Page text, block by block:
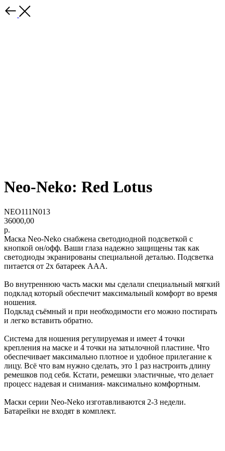
Neo-Neko: Red Lotus
NEO111N013
36000,00
р.
Маска Neo-Neko снабжена светодиодной подсветкой с
кнопкой он/офф. Ваши глаза надежно защищены так как
светодиоды экранированы специальной деталью. Подсветка
питается от 2х батареек ААА.
Во внутреннюю часть маски мы сделали специальный мягкий
подклад который обеспечит максимальный комфорт во время
ношения.
Подклад съёмный и при необходимости его можно постирать
и легко вставить обратно.
Система для ношения регулируемая и имеет 4 точки
крепления на маске и 4 точки на затылочной пластине. Что
обеспечивает максимально плотное и удобное прилегание к
лицу. Всё что вам нужно сделать, это 1 раз настроить длину
ремешков под себя. Кстати, ремешки эластичные, что делает
процесс надевая и снимания- максимально комфортным.
Маски серии Neo-Neko изготавливаются 2-3 недели.
Батарейки не входят в комплект.